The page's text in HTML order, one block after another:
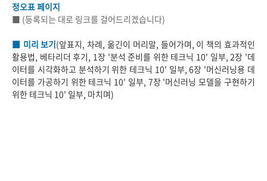
정오표 페이지
■ (등록되는 대로 링크를 걸어드리겠습니다)
■ 미리 보기(앞표지, 차례, 옮긴이 머리말, 들어가며, 이 책의 효과적인
활용법, 베타리더 후기, 1장 '분석 준비를 위한 테크닉 10' 일부, 2장 '데
이터를 시각화하고 분석하기 위한 테크닉 10' 일부, 6장 '머신러닝용 데
이터를 가공하기 위한 테크닉 10' 일부, 7장 '머신러닝 모델을 구현하기
위한 테크닉 10' 일부, 마치며)